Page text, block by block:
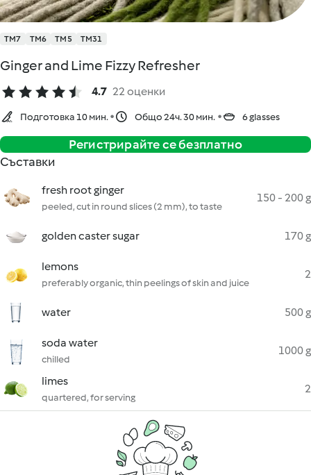
TM7 TM6 TM5 TM31
Ginger and Lime Fizzy Refresher
4.7 22 оценки
Подготовка 10 мин. Общо 24ч. 30 мин. 6 glasses
Регистрирайте се безплатно
Съставки
fresh root ginger
peeled, cut in round slices (2 mm), to taste
150 - 200 g
golden caster sugar 170 g
lemons
preferably organic, thin peelings of skin and juice
2
water 500 g
soda water
chilled
1000 g
limes
quartered, for serving
2